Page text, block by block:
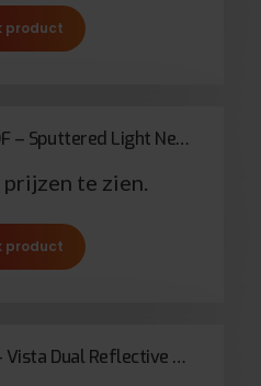
product
LLumar N 1050 SR CDF – Sputtered Light Neutral Stainless Steel 50
te zien.
product
LLumar V 14 SR CDF – Vista Dual Reflective Dark Neutral